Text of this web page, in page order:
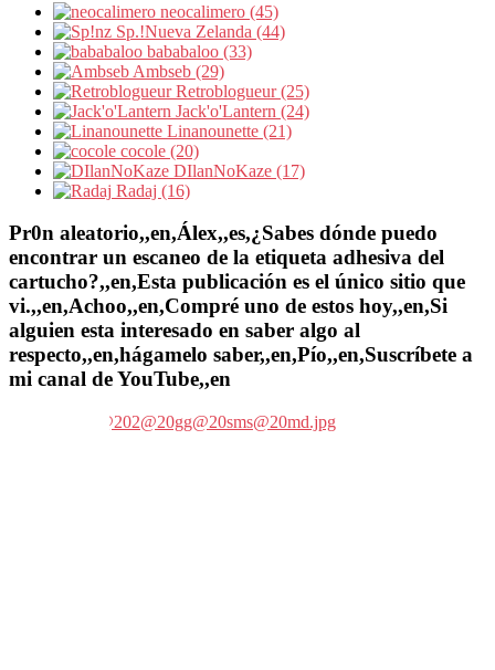
neocalimero (45)
Sp.!Nueva Zelanda (44)
bababaloo (33)
Ambseb (29)
Retroblogueur (25)
Jack'o'Lantern (24)
Linanounette (21)
cocole (20)
DIlanNoKaze (17)
Radaj (16)
Pr0n aleatorio,,en,Álex,,es,¿Sabes dónde puedo
encontrar un escaneo de la etiqueta adhesiva del
cartucho?,,en,Esta publicación es el único sitio que
vi.,,en,Achoo,,en,Compré uno de estos hoy,,en,Si
alguien esta interesado en saber algo al
respecto,,en,hágamelo saber,,en,Pío,,en,Suscríbete a
mi canal de YouTube,,en